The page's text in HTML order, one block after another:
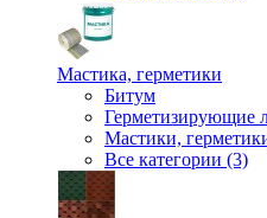
Мастика, герметики
Битум
Герметизирующие
Мастики,
Все категории (3)